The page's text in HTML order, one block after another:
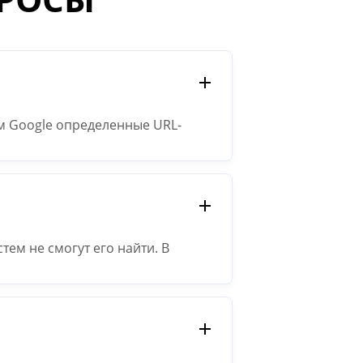
определенные URL-
не смогут его найти. В